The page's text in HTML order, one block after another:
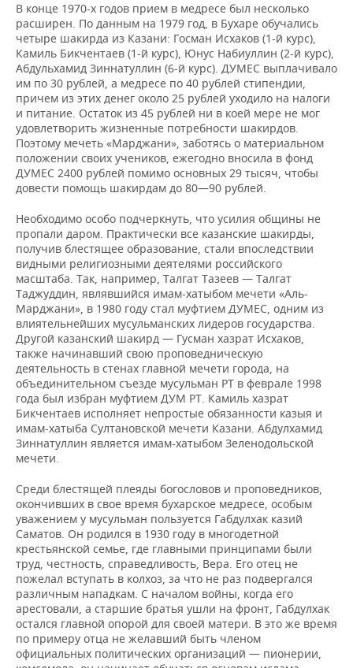
В конце 1970-х годов прием в медресе был несколько
расширен. По данным на 1979 год, в Бухаре обучались
четыре шакирда из Казани: Госман Исхаков (1-й курс),
Камиль Бикчентаев (1-й курс), Юнус Набиуллин (2-й курс),
Абдульхамид Зиннатуллин (6-й курс). ДУМЕС выплачивало
им по 30 рублей, а медресе по 40 рублей стипендии,
причем из этих денег около 25 рублей уходило на налоги
и питание. Остаток из 45 рублей ни в коей мере не мог
удовлетворить жизненные потребности шакирдов.
Поэтому мечеть «Марджани», заботясь о материальном
положении своих учеников, ежегодно вносила в фонд
ДУМЕС 2400 рублей помимо основных 29 тысяч, чтобы
довести помощь шакирдам до 80—90 рублей.
Необходимо особо подчеркнуть, что усилия общины не
пропали даром. Практически все казанские шакирды,
получив блестящее образование, стали впоследствии
видными религиозными деятелями российского
масштаба. Так, например, Талгат Тазеев — Талгат
Таджуддин, являвшийся имам-хатыбом мечети «Аль-
Марджани», в 1980 году стал муфтием ДУМЕС, одним из
влиятельнейших мусульманских лидеров государства.
Другой казанский шакирд — Гусман хазрат Исхаков,
также начинавший свою проповедническую
деятельность в стенах главной мечети города, на
объединительном съезде мусульман РТ в феврале 1998
года был избран муфтием ДУМ РТ. Камиль хазрат
Бикчентаев исполняет непростые обязанности казыя и
имам-хатыба Султановской мечети Казани. Абдулхамид
Зиннатуллин является имам-хатыбом Зеленодольской
мечети.
Среди блестящей плеяды богословов и проповедников,
окончивших в свое время бухарское медресе, особым
уважением у мусульман пользуется Габдулхак казий
Саматов. Он родился в 1930 году в многодетной
крестьянской семье, где главными принципами были
труд, честность, справедливость, Вера. Его отец не
пожелал вступать в колхоз, за что не раз подвергался
различным нападкам. С началом войны, когда его
арестовали, а старшие братья ушли на фронт, Габдулхак
остался главной опорой для своей матери. В это же время
по примеру отца не желавший быть членом
официальных политических организаций — пионерии,